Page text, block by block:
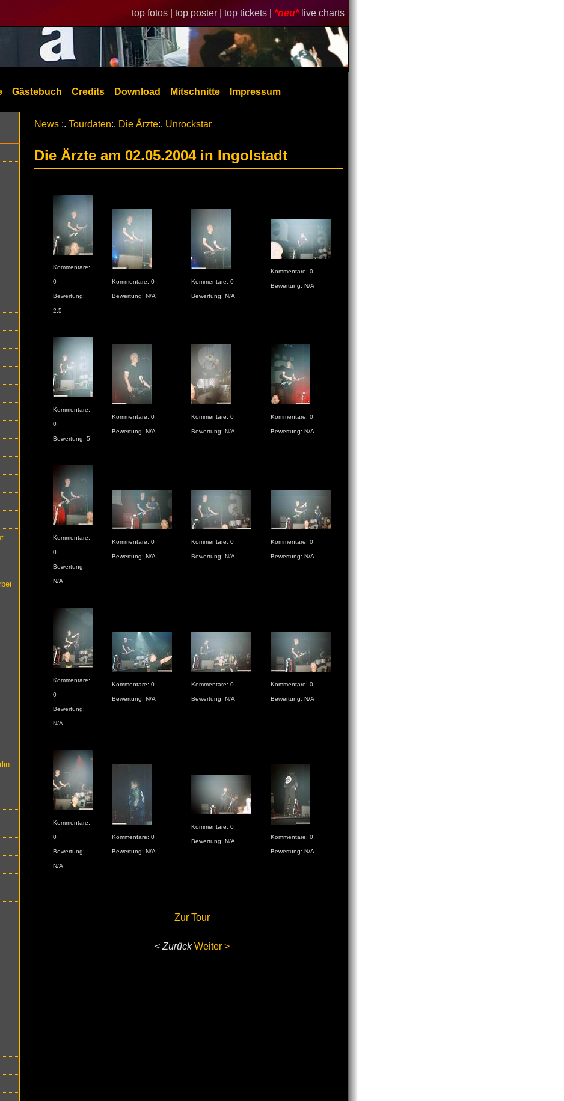
top fotos | top poster | top tickets | *neu* live charts
Gästebuch Credits Download Mitschnitte Impressum
News :. Tourdaten:. Die Ärzte:. Unrockstar
Die Ärzte am 02.05.2004 in Ingolstadt
Kommentare:
0
Bewertung:
2.5
Kommentare: 0
Bewertung: N/A
Kommentare: 0
Bewertung: N/A
Kommentare: 0
Bewertung: N/A
Kommentare:
0
Bewertung: 5
Kommentare: 0
Bewertung: N/A
Kommentare: 0
Bewertung: N/A
Kommentare: 0
Bewertung: N/A
Kommentare:
0
Bewertung:
N/A
Kommentare: 0
Bewertung: N/A
Kommentare: 0
Bewertung: N/A
Kommentare: 0
Bewertung: N/A
Kommentare:
0
Bewertung:
N/A
Kommentare: 0
Bewertung: N/A
Kommentare: 0
Bewertung: N/A
Kommentare: 0
Bewertung: N/A
Kommentare:
0
Bewertung:
N/A
Kommentare: 0
Bewertung: N/A
Kommentare: 0
Bewertung: N/A
Kommentare: 0
Bewertung: N/A
Zur Tour
< ZurückWeiter >